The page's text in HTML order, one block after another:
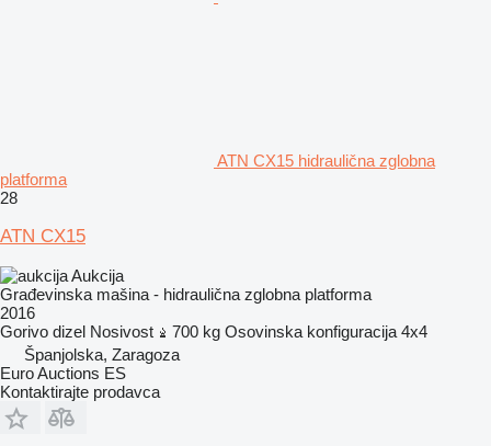
ATN CX15 hidraulična zglobna
platforma
28
ATN CX15
Aukcija
Građevinska mašina - hidraulična zglobna platforma
2016
Gorivo dizel Nosivost 700 kg Osovinska konfiguracija 4x4
Španjolska, Zaragoza
Euro Auctions ES
Kontaktirajte prodavca